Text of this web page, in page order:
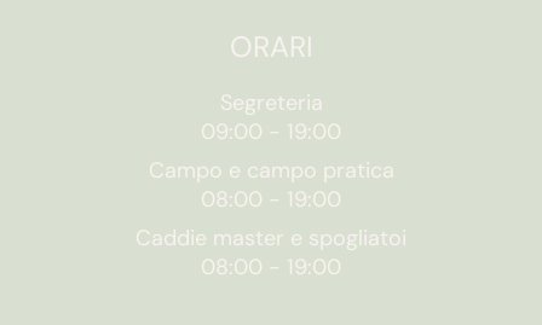
ORARI
Segreteria
09:00 - 19:00
Campo e campo pratica
08:00 - 19:00
Caddie master e spogliatoi
08:00 - 19:00